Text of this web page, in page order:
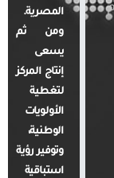
المصرية.
ومن ثم
يسعى
إنتاج المركز
لتغطية
الأولويات
الوطنية،
وتوفير رؤية
استباقية